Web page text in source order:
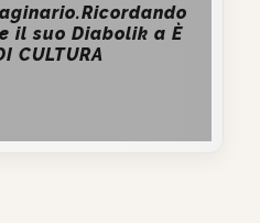
il suo Diabolik a È
CULTURA